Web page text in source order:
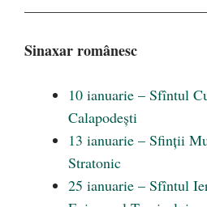
Sinaxar românesc
10 ianuarie – Sfîntul
Calapodești
13 ianuarie – Sfinții
Stratonic
25 ianuarie – Sfîntul